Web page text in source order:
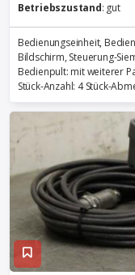
Betriebszustand: gut
Bedienungseinheit,
Bildschirm, Steuerung-
Bedienpult: mit weiterer
Stück-Anzahl: 4 Stück-